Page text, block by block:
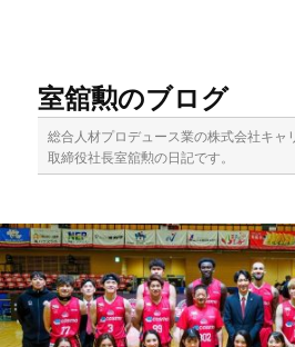
移
動
動
室舘勲のブログ
総合人材プロデュース業の株式会社キャ
取締役社長室舘勲の日記です。